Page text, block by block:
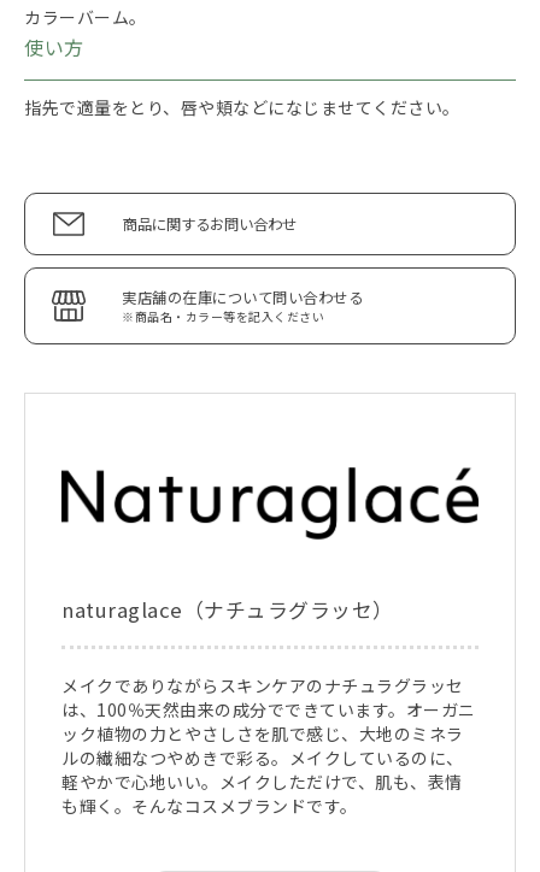
カラーバーム。
使い方
指先で適量をとり、唇や頬などになじませてください。
商品に関するお問い合わせ
実店舗の在庫について問い合わせる
※商品名・カラー等を記入ください
naturaglace（ナチュラグラッセ）
メイクでありながらスキンケアのナチュラグラッセ
は、100％天然由来の成分でできています。オーガニ
ック植物の力とやさしさを肌で感じ、大地のミネラ
ルの繊細なつやめきで彩る。メイクしているのに、
軽やかで心地いい。メイクしただけで、肌も、表情
も輝く。そんなコスメブランドです。